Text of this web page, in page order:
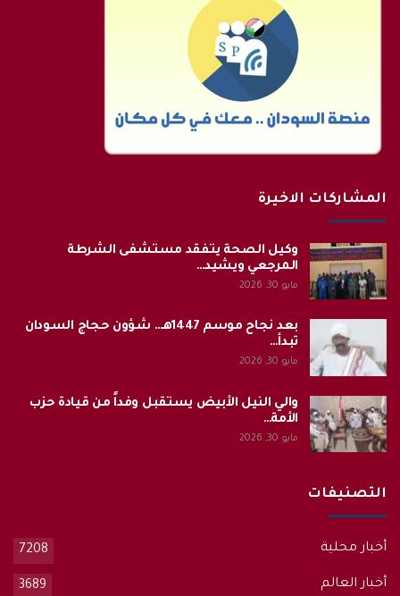
المشاركات الاخيرة
وكيل الصحة يتفقد مستشفى الشرطة
المرجعي ويشيد…
مايو 30, 2026
بعد نجاح موسم 1447هـ.. شؤون حجاج السودان
تبدأ…
مايو 30, 2026
والي النيل الأبيض يستقبل وفداً من قيادة حزب
الأمة…
مايو 30, 2026
التصنيفات
أخبار محلية 7208
أخبار العالم 3689